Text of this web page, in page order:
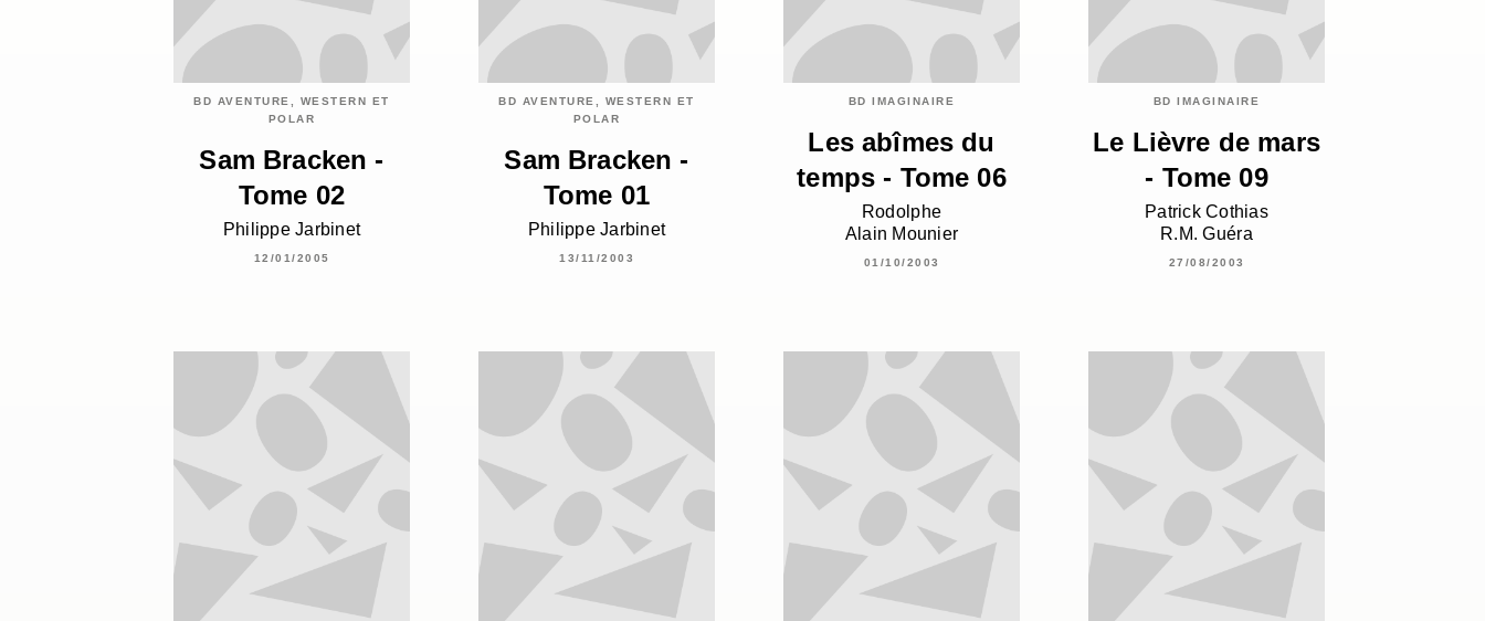
BD AVENTURE, WESTERN ET
POLAR
Sam Bracken -
Tome 02
Philippe Jarbinet
12/01/2005
BD AVENTURE, WESTERN ET
POLAR
Sam Bracken -
Tome 01
Philippe Jarbinet
13/11/2003
BD IMAGINAIRE
Les abîmes du
temps - Tome 06
Rodolphe
Alain Mounier
01/10/2003
BD IMAGINAIRE
Le Lièvre de mars
- Tome 09
Patrick Cothias
R.M. Guéra
27/08/2003